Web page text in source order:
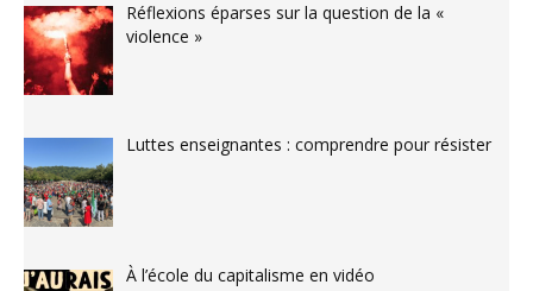
Réflexions éparses sur la question de la «
violence »
Luttes enseignantes : comprendre pour résister
À l’école du capitalisme en vidéo